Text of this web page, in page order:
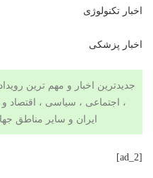
اخبار تکنولوژی
اخبار پزشکی
، اجتماعی ، سیاسی ، اقتصاد و
ایران و سایر مناطق
[ad_2]